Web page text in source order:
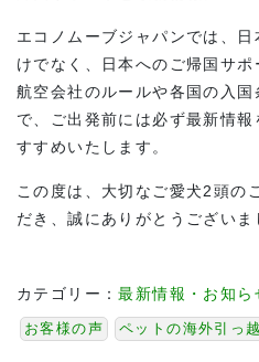
エコノムーブジャパンでは、
けでなく、日本へのご帰国サポ
航空会社のルールや各国の入
で、ご出発前には必ず最新情
すすめいたします。
この度は、大切なご愛犬2頭の
だき、誠にありがとうございま
カテゴリー：最新情報・お知ら
お客様の声 ペットの海外引っ